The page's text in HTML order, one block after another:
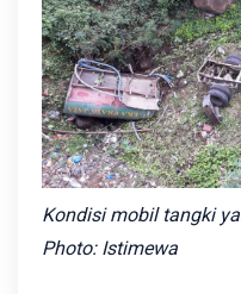
Kondisi mobil tangki
Photo: Istimewa